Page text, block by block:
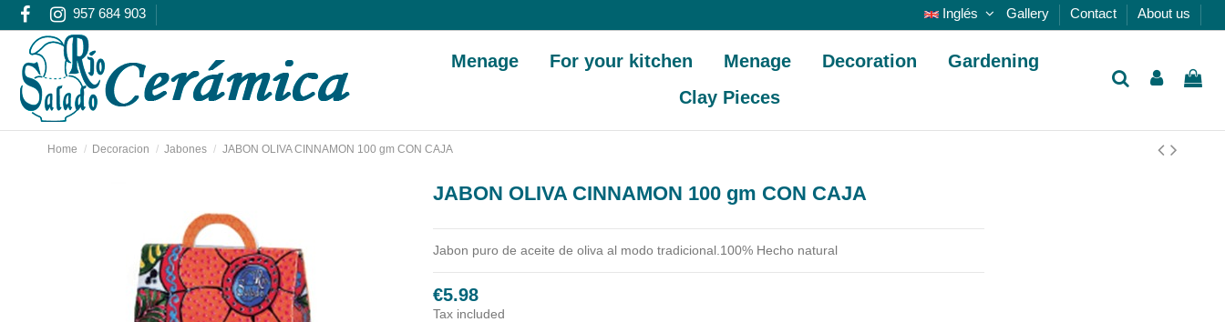
957 684 903 Inglés Gallery Contact About us
Menage For your kitchen Menage Decoration
Gardening
Clay Pieces
Home Decoracion Jabones JABON OLIVA CINNAMON 100 gm CON CAJA
JABON OLIVA CINNAMON 100 gm CON CAJA
Jabon puro de aceite de oliva al modo tradicional.100% Hecho natural
€5.98
Tax included